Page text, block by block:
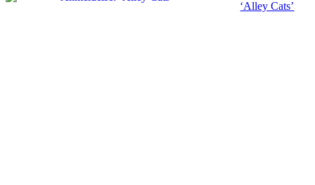
‘Alley Cats’